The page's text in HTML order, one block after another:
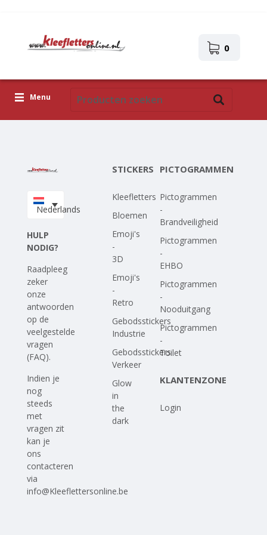
0
Menu
Upload je eigen ontwerp
Nederlands
HULP
NODIG?
Raadpleeg
zeker
onze
antwoorden
op de
veelgestelde
vragen
(FAQ).
Indien je
nog
steeds
met
vragen zit
kan je
ons
contacteren
via
info@Kleeflettersonline.be
STICKERS
Kleefletters
Bloemen
Emoji's
-
3D
Emoji's
-
Retro
Gebodsstickers
Industrie
Gebodsstickers
Verkeer
Glow
in
the
dark
PICTOGRAMMEN
Pictogrammen
-
Brandveiligheid
Pictogrammen
-
EHBO
Pictogrammen
-
Nooduitgang
Pictogrammen
-
Toilet
KLANTENZONE
Login